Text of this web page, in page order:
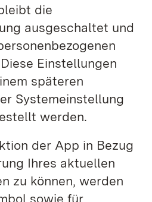
die
ausgeschaltet und
Einstellungen
späteren
Systemeinstellung
werden.
der App in Bezug
Ihres aktuellen
zu können, werden
sowie für